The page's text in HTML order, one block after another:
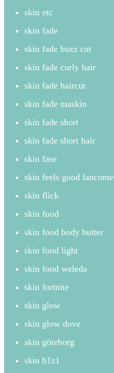
skin etc
skin fade
skin fade buzz cut
skin fade curly hair
skin fade haircut
skin fade maskin
skin fade short
skin fade short hair
skin fase
skin feels good lancome
skin flick
skin food
skin food body butter
skin food light
skin food weleda
skin fortnite
skin glow
skin glow dove
skin göteborg
skin h1z1